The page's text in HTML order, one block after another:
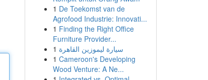
1 De Toekomst van de
Agrofood Industrie: Innovati...
1 Finding the Right Office
Furniture Provider...
1 سيارة ليموزين القاهرة
1 Cameroon's Developing
Wood Venture: A Ne...